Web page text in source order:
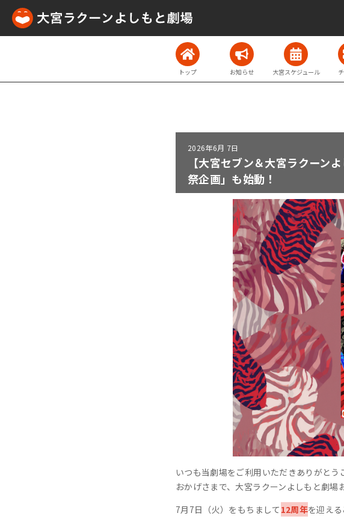
トップ お知らせ 大宮スケジュール
2026年6月 7日
【大宮セブン＆大宮ラクーン
祭企画」も始動！
いつも当劇場をご利用いただきありがとう
おかげさまで、大宮ラクーンよしもと劇場
7月7日（火）をもちまして 12周年を迎える